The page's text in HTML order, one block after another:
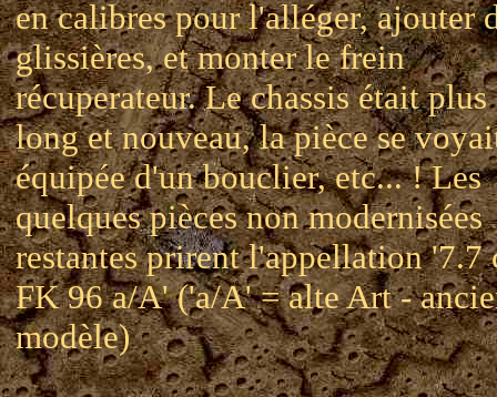
en calibres pour l'alléger, ajouter
glissières, et monter le frein
récuperateur. Le chassis était plus
long et nouveau, la pièce se
équipée d'un bouclier, etc... ! Les
quelques pièces non modernisées
restantes prirent l'appellation '7.7
FK 96 a/A' ('a/A' = alte Art -
modèle)